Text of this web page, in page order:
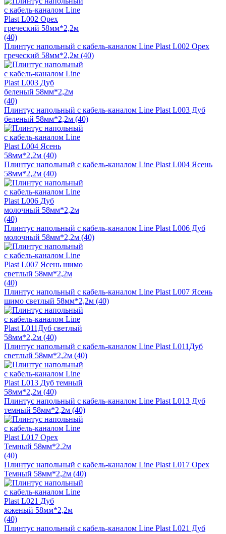
Плинтус напольный с кабель-каналом Line Plast L002 Орех
греческий 58мм*2,2м (40)
Плинтус напольный с кабель-каналом Line Plast L003 Дуб
беленый 58мм*2,2м (40)
Плинтус напольный с кабель-каналом Line Plast L004 Ясень
58мм*2,2м (40)
Плинтус напольный с кабель-каналом Line Plast L006 Дуб
молочный 58мм*2,2м (40)
Плинтус напольный с кабель-каналом Line Plast L007 Ясень
шимо светлый 58мм*2,2м (40)
Плинтус напольный с кабель-каналом Line Plast L011Дуб
светлый 58мм*2,2м (40)
Плинтус напольный с кабель-каналом Line Plast L013 Дуб
темный 58мм*2,2м (40)
Плинтус напольный с кабель-каналом Line Plast L017 Орех
Темный 58мм*2,2м (40)
Плинтус напольный с кабель-каналом Line Plast L021 Дуб